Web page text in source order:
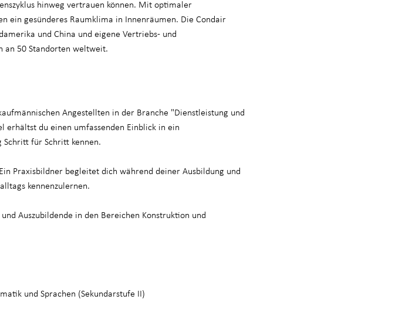
hinweg vertrauen können. Mit optimaler
ein gesünderes Raumklima in Innenräumen. Die Condair
und China und eigene Vertriebs- und
an 50 Standorten weltweit.
Angestellten in der Branche "Dienstleistung und
erhältst du einen umfassenden Einblick in ein
für Schritt kennen.
Praxisbildner begleitet dich während deiner Ausbildung und
kennenzulernen.
Auszubildende in den Bereichen Konstruktion und
und Sprachen (Sekundarstufe II)